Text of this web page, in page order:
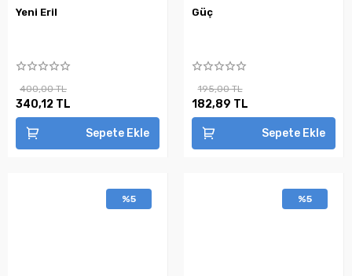
Yeni Eril
400,00 TL
340,12 TL
Sepete Ekle
Güç
195,00 TL
182,89 TL
Sepete Ekle
%5 %5